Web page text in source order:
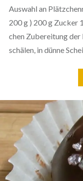
Auswahl an
200 g ) 200 g
chen Zube­rei­tung
schälen, in dünne